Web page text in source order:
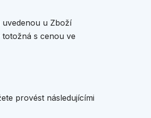
uvedenou u Zboží
s cenou ve
provést následujícími